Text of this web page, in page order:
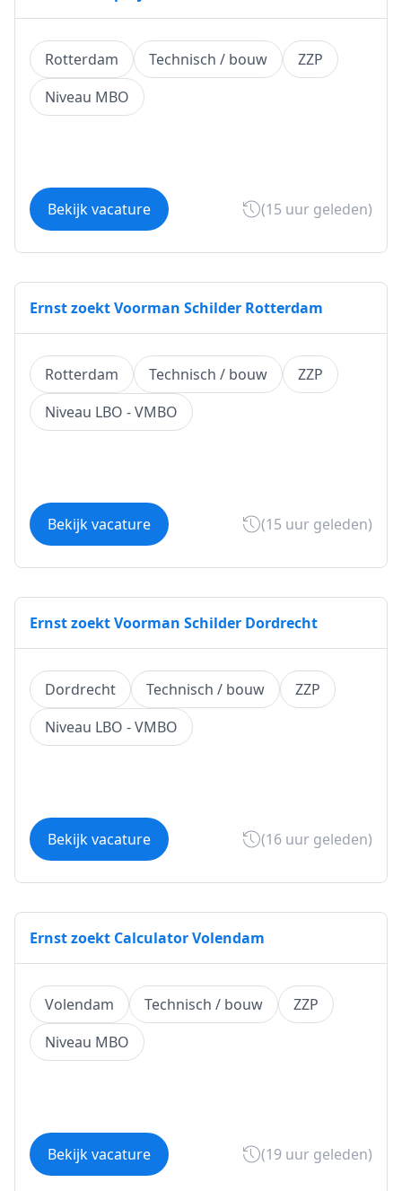
Rotterdam Technisch / bouw
ZZP
Niveau MBO
Bekijk vacature (15 uur geleden)
Ernst zoekt Voorman Schilder Rotterdam
Rotterdam Technisch / bouw
ZZP
Niveau LBO - VMBO
Bekijk vacature (15 uur geleden)
Ernst zoekt Voorman Schilder Dordrecht
Dordrecht Technisch / bouw
ZZP
Niveau LBO - VMBO
Bekijk vacature (16 uur geleden)
Ernst zoekt Calculator Volendam
Volendam Technisch / bouw
ZZP
Niveau MBO
Bekijk vacature (19 uur geleden)